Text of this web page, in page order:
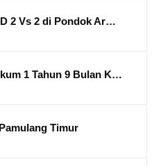
2 Vs 2 di Pondok Ar…
1 Tahun 9 Bulan K…
Timur